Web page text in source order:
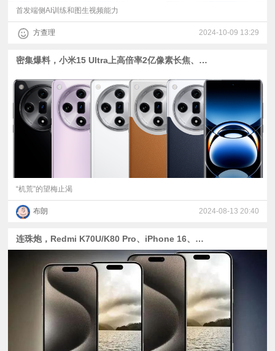
首发端侧AI训练和图生视频能力
方查理 2024-10-09 13:29
密集爆料，小米15 Ultra上高倍率2亿像素长焦、K80 Pro改左上圆形相机、一加13用京东方新基材、Find X8有粉色
“机荒”的望梅止渴
布朗 2024-08-13 20:40
连珠炮，Redmi K70U/K80 Pro、iPhone 16、一加Ace 3 Pro、真我GT6、Find X8系列爆料